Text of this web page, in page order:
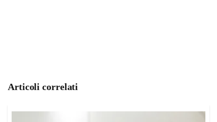
Articoli correlati